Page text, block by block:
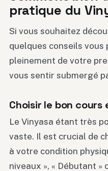
pratique du
Si vous souhaitez
quelques conseils
pleinement de votre
vous sentir submergé
Choisir le bon cours
Le Vinyasa étant très
vaste. Il est crucial de
à votre condition
niveaux », « Débutant »